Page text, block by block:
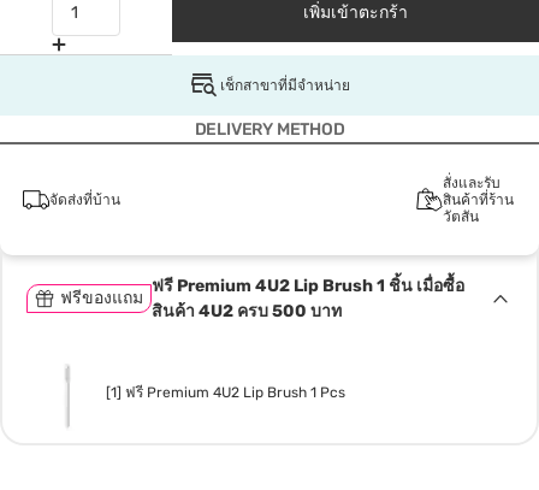
เพิ่มเข้าตะกร้า
เช็กสาขาที่มีจำหน่าย
DELIVERY METHOD
จัดส่งที่บ้าน
สั่งและรับ
สินค้าที่ร้าน
วัตสัน
ฟรีของแถม
ฟรี Premium 4U2 Lip Brush 1 ชิ้น เมื่อซื้อ
สินค้า 4U2 ครบ 500 บาท
[1] ฟรี Premium 4U2 Lip Brush 1 Pcs